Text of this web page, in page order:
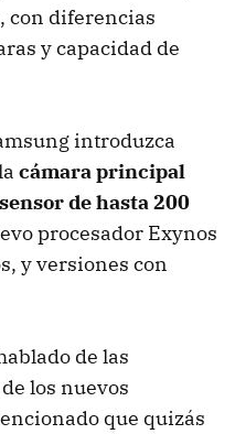
, con diferencias
y capacidad de
introduzca
cámara principal
de hasta 200
procesador Exynos
y versiones con
de las
los nuevos
que quizás